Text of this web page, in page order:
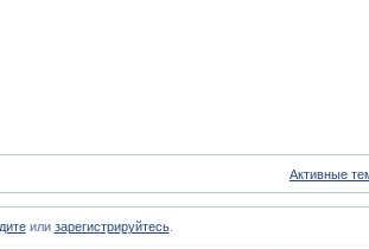
Активные
или зарегистрируйтесь.